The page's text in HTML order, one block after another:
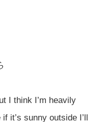
I think I’m heavily
it’s sunny outside I’ll